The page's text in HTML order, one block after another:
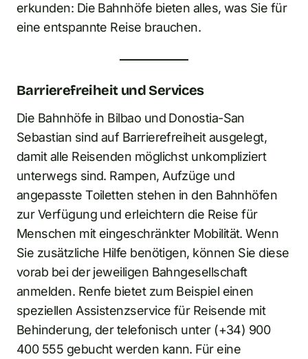
erkunden: Die Bahnhöfe bieten alles, was Sie für
eine entspannte Reise brauchen.
Barrierefreiheit und Services
Die Bahnhöfe in Bilbao und Donostia-San
Sebastian sind auf Barrierefreiheit ausgelegt,
damit alle Reisenden möglichst unkompliziert
unterwegs sind. Rampen, Aufzüge und
angepasste Toiletten stehen in den Bahnhöfen
zur Verfügung und erleichtern die Reise für
Menschen mit eingeschränkter Mobilität. Wenn
Sie zusätzliche Hilfe benötigen, können Sie diese
vorab bei der jeweiligen Bahngesellschaft
anmelden. Renfe bietet zum Beispiel einen
speziellen Assistenzservice für Reisende mit
Behinderung, der telefonisch unter (+34) 900
400 555 gebucht werden kann. Für eine